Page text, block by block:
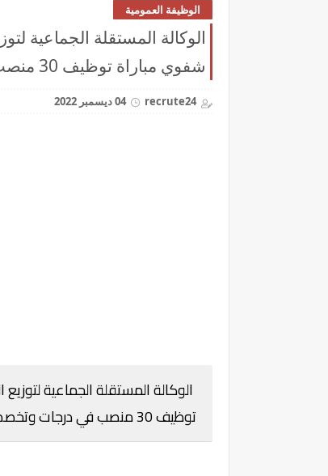
الوظيفة العمومية
شفوي مباراة توظيف 30 منصب في درجات وتخصصات مختلفة
recrute24 04 ديسمبر 2022
توظيف 30 منصب في درجات وتخصصات مختلفة